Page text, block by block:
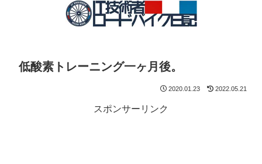
低酸素トレーニング一ヶ月後。
2020.01.23 2022.05.21
スポンサーリンク